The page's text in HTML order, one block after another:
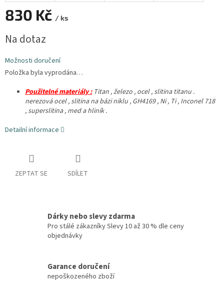
830 Kč / ks
cena:
Na dotaz
Možnosti doručení
Položka byla vyprodána…
Použitelné materiály : Titan , železo , ocel , slitina titanu .
nerezová ocel , slitina na bázi niklu , GH4169 , Ni , Ti , Inconel 718
, superslitina , med a hliník .
Detailní informace
ZEPTAT SE SDÍLET
Dárky nebo slevy zdarma
Pro stálé zákazníky Slevy 10 až 30 % dle ceny
objednávky
Garance doručení
nepoškozeného zboží